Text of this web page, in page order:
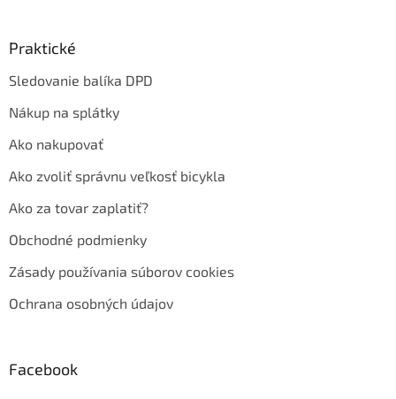
Praktické
Sledovanie balíka DPD
Nákup na splátky
Ako nakupovať
Ako zvoliť správnu veľkosť bicykla
Ako za tovar zaplatiť?
Obchodné podmienky
Zásady používania súborov cookies
Ochrana osobných údajov
Facebook